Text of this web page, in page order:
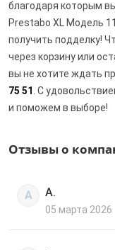
благодаря которым
Prestabo XL Модель
получить подделку!
через корзину или
вы не хотите ждать
75 51 . С
и поможем в выборе!
Отзывы о
А А.
05 марта 2026